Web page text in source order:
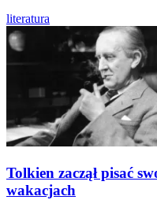
literatura
Tolkien zaczął pisać
wakacjach